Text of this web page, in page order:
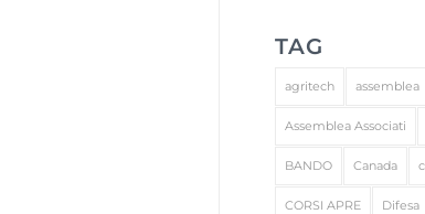
TAG
agritech assemblea
Assemblea Associati
BANDO Canada
CORSI APRE Difesa